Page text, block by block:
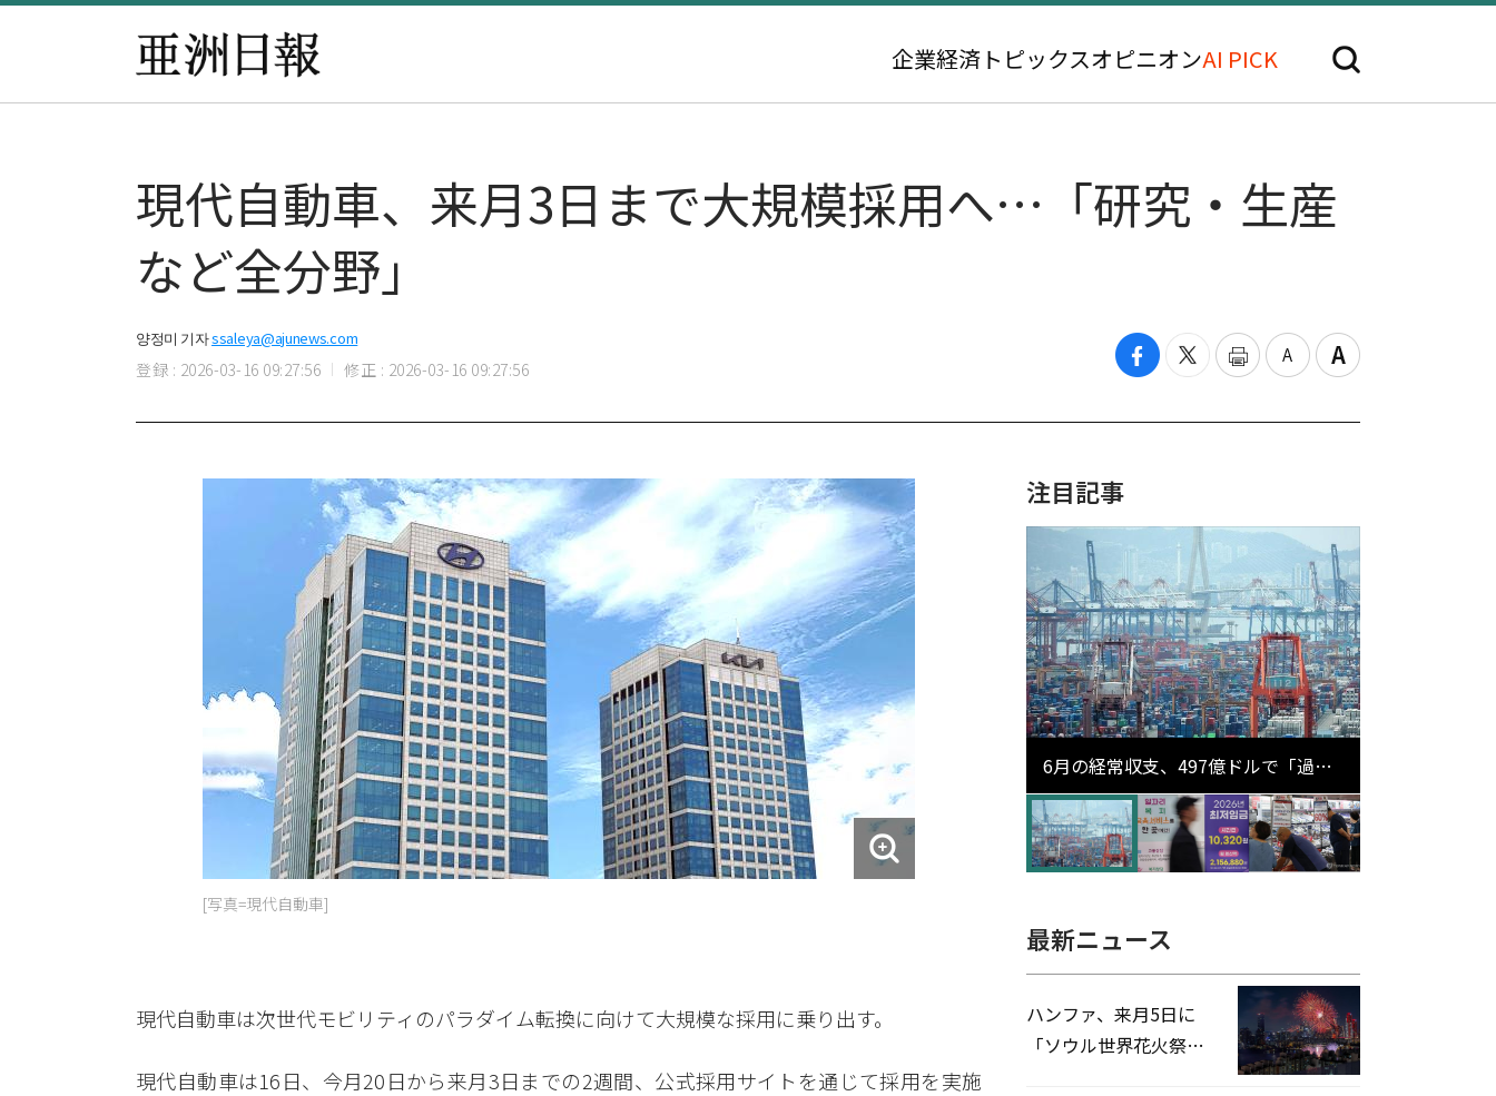
企業経済 トピックスオピニオンAI PICK
現代自動車、来月3日まで大規模採用へ…「研究・生産
など全分野」
양정미 기자ssaleya@ajunews.com
登録 : 2026-03-16 09:27:56 修正 : 2026-03-16 09:27:56
[写真=現代自動車]
現代自動車は次世代モビリティのパラダイム転換に向けて大規模な採用に乗り出す。
現代自動車は16日、今月20日から来月3日までの2週間、公式採用サイトを通じて採用を実施
注目記事
6月の経常収支、497億ドルで「過去
最大」…輸出が初の1000億ドル突破
最新ニュース
ハンファ、来月5日に
「ソウル世界花火祭り